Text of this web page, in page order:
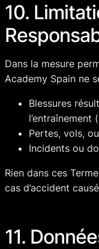
10.
Dans la mesure
Academy Spain ne
Blessures
l’entraînement
Pertes, vols,
Incidents ou
Rien dans ces
cas d’accident
11.